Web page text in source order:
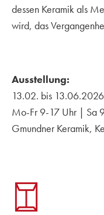
dessen Keramik als
wird, das
Ausstellung:
13.02. bis 13.06.2026
Mo-Fr 9-17 Uhr | Sa
Gmundner Keramik,